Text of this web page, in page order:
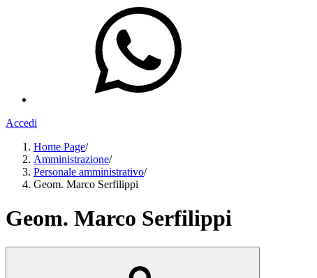
Accedi
Home Page/
Amministrazione/
Personale amministrativo/
Geom. Marco Serfilippi
Geom. Marco Serfilippi